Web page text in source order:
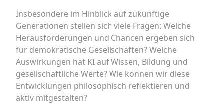
Insbesondere im Hinblick auf zukünftige
Generationen stellen sich viele Fragen: Welche
Herausforderungen und Chancen ergeben sich
für demokratische Gesellschaften? Welche
Auswirkungen hat KI auf Wissen, Bildung und
gesellschaftliche Werte? Wie können wir diese
Entwicklungen philosophisch reflektieren und
aktiv mitgestalten?